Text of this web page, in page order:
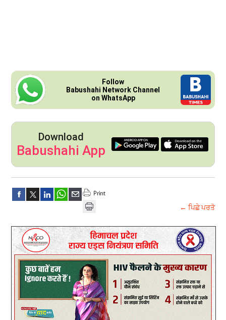
Follow
Babushahi Network Channel
on WhatsApp
Download
Babushahi App
← ਪਿਛੇ ਪਰਤੋ